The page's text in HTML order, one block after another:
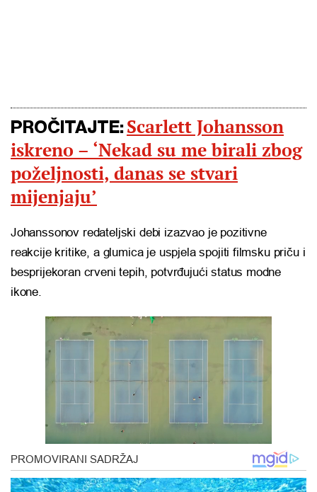
PROČITAJTE: Scarlett Johansson
iskreno – ‘Nekad su me birali zbog
poželjnosti, danas se stvari
mijenjaju’
Johanssonov redateljski debi izazvao je pozitivne
reakcije kritike, a glumica je uspjela spojiti filmsku priču i
besprijekoran crveni tepih, potvrđujući status modne
ikone.